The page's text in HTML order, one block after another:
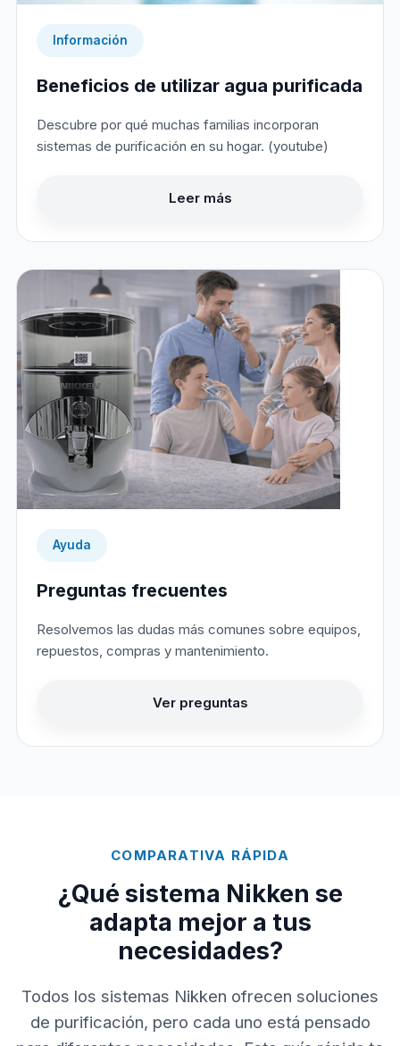
Información
Beneficios de utilizar agua purificada
Descubre por qué muchas familias incorporan
sistemas de purificación en su hogar. (youtube)
Leer más
Ayuda
Preguntas frecuentes
Resolvemos las dudas más comunes sobre equipos,
repuestos, compras y mantenimiento.
Ver preguntas
COMPARATIVA RÁPIDA
¿Qué sistema Nikken se
adapta mejor a tus
necesidades?
Todos los sistemas Nikken ofrecen soluciones
de purificación, pero cada uno está pensado